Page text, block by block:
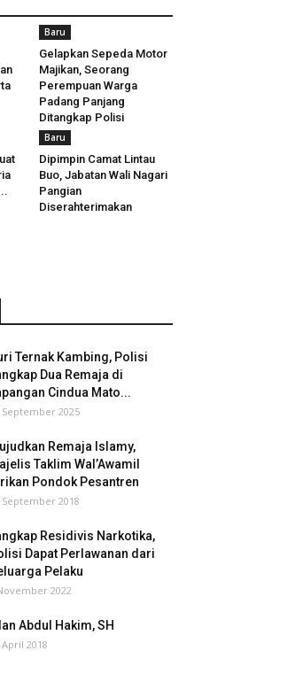
Baru
Gelapkan Sepeda Motor
Majikan, Seorang
Perempuan Warga
Padang Panjang
Ditangkap Polisi
Baru
Dipimpin Camat Lintau
Buo, Jabatan Wali Nagari
Pangian
Diserahterimakan
Ternak Kambing, Polisi
Dua Remaja di
Cindua Mato...
September 2025
Remaja Islamy,
Taklim Wal’Awamil
Pondok Pesantren
September 2018
Residivis Narkotika,
Dapat Perlawanan dari
Pelaku
2022
Abdul Hakim, SH
April 2018